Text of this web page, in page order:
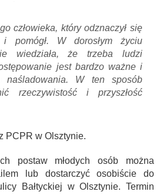
człowieka, który odznaczył się
pomógł. W dorosłym życiu
wiedziała, że trzeba ludzi
jest bardzo ważne i
W ten sposób
rzeczywistość i przyszłość
z PCPR w Olsztynie.
postaw młodych osób można
lub dostarczyć osobiście do
Bałtyckiej w Olsztynie. Termin